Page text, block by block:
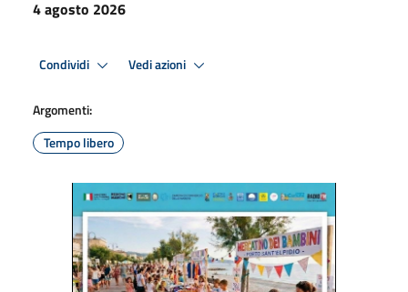
4 agosto 2026
Condividi Vedi azioni
Argomenti:
Tempo libero